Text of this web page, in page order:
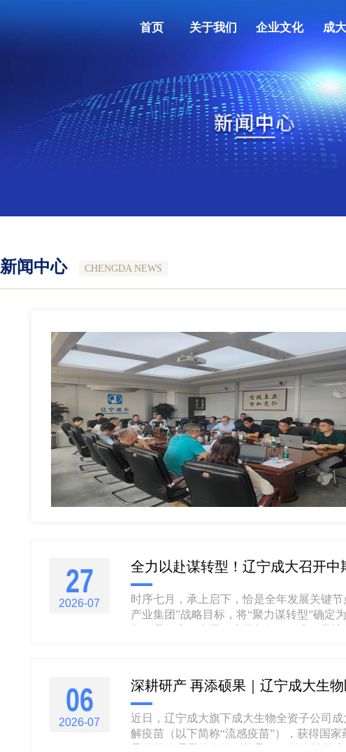
首页 关于我们 企业文化 成
新闻中心 CHENGDA NEWS
27
2026-07
全力以赴谋转型！辽宁成大召开中
时序七月，承上启下，恰是全年发展关键
产业集团”战略目标，将“聚力谋转型”确定
06
2026-07
深耕研产 再添硕果｜辽宁成大生
近日，辽宁成大旗下成大生物全资子公司
解疫苗（以下简称“流感疫苗”），获得国